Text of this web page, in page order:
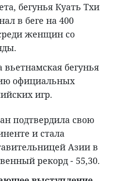
бегунья Куать Тхи
в беге на 400
женщин со
вьетнамская бегунья
официальных
игр.
подтвердила свою
и стала
Азии в
рекорд - 55,30.